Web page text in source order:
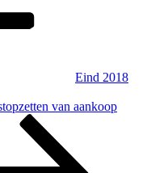
Eind 2018
van aankoop